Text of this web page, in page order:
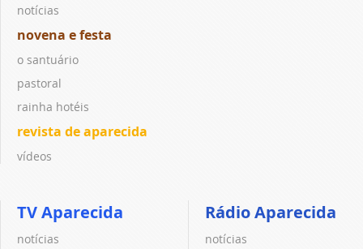
notícias
novena e festa
o santuário
pastoral
rainha hotéis
revista de aparecida
vídeos
TV Aparecida
notícias
Rádio Aparecida
notícias